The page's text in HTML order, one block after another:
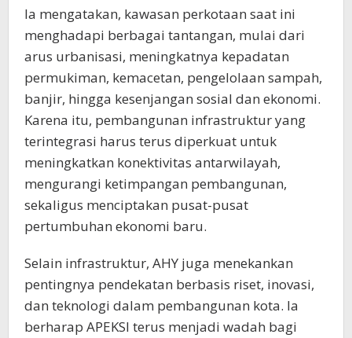
Ia mengatakan, kawasan perkotaan saat ini
menghadapi berbagai tantangan, mulai dari
arus urbanisasi, meningkatnya kepadatan
permukiman, kemacetan, pengelolaan sampah,
banjir, hingga kesenjangan sosial dan ekonomi.
Karena itu, pembangunan infrastruktur yang
terintegrasi harus terus diperkuat untuk
meningkatkan konektivitas antarwilayah,
mengurangi ketimpangan pembangunan,
sekaligus menciptakan pusat-pusat
pertumbuhan ekonomi baru.
Selain infrastruktur, AHY juga menekankan
pentingnya pendekatan berbasis riset, inovasi,
dan teknologi dalam pembangunan kota. Ia
berharap APEKSI terus menjadi wadah bagi